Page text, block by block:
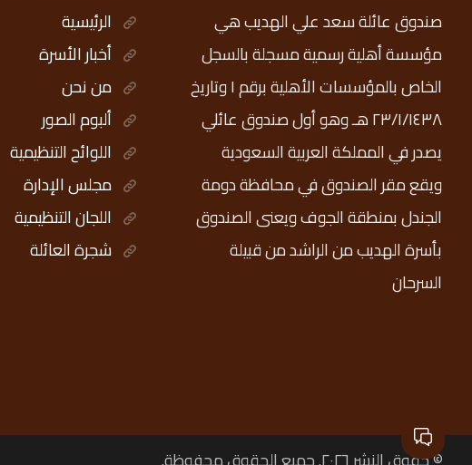
صندوق عائلة سعد علي الهديب هي
مؤسسة أهلية رسمية مسجلة بالسجل
الخاص بالمؤسسات الأهلية برقم ١ وتاريخ
٢٣/١/١٤٣٨ هـ وهو أول صندوق عائلي
يصدر في المملكة العربية السعودية
ويقع مقر الصندوق في محافظة دومة
الجندل بمنطقة الجوف ويعنى الصندوق
بأسرة الهديب من الراشد من قبيلة
السرحان
الرئيسية
أخبار الأسرة
من نحن
ألبوم الصور
اللوائح التنظيمية
مجلس الإدارة
اللجان التنظيمية
شجرة العائلة